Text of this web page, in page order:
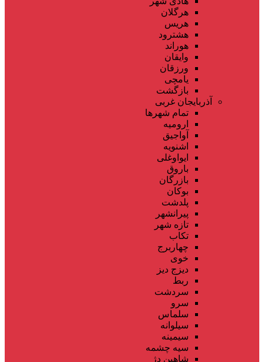
هرگلان
هریس
هشترود
هوراند
وایقان
ورزقان
یامچی
بازگشت
آذربایجان غربی
تمام شهر‌ها
ارومیه
آواجیق
اشنویه
ایواوغلی
باروق
بازرگان
بوکان
پلدشت
پیرانشهر
تازه شهر
تکاب
چهاربرج
خوی
دیزج دیز
ربط
سردشت
سرو
سلماس
سیلوانه
سیمینه
سیه چشمه
شاهین دژ